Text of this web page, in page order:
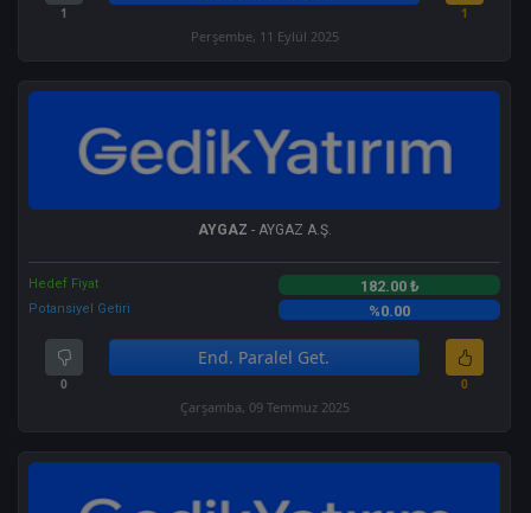
1 1
Perşembe, 11 Eylül 2025
AYGAZ - AYGAZ A.Ş.
Hedef Fiyat 182.00 ₺
Potansiyel Getiri %0.00
0
End. Paralel Get.
0
Çarşamba, 09 Temmuz 2025